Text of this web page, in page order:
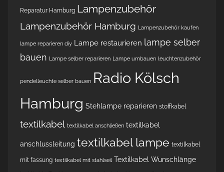
Reparatur Hamburg Lampenzubehör
Lampenzubehör Hamburg Lampenzubehör kaufen
lampe reparieren diy Lampe restaurieren lampe selber
bauen Lampe selber reparieren Lampe umbauen leuchtenzubehör
pendelleuchte selber bauen Radio Kölsch
Hamburg Stehlampe reparieren stoffkabel
textilkabel textilkabel anschließen textilkabel
anschlussleitung textilkabel lampe textilkabel
mit fassung textilkabel mit stahlseil Textilkabel Wunschlänge